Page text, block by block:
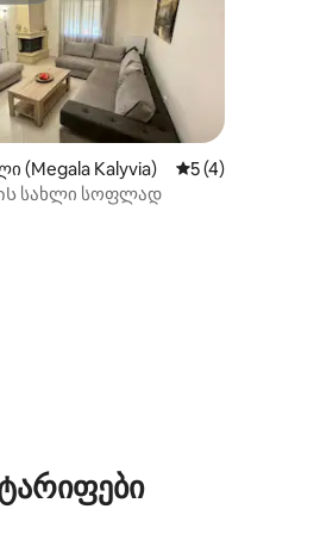
121 მიმოხილვა
(Megala Kalyvia) საშუალო
5 (4)
სახლი სოფლად